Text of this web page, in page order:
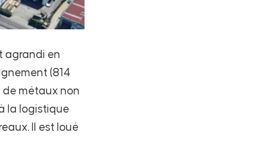
agrandi en
(814
de métaux non
la logistique
Il est loué